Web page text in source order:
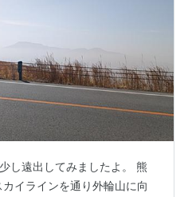
し遠出してみましたよ。 熊
イラインを通り外輪山に向